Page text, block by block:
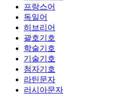
프랑스어
독일어
히브리어
괄호기호
학술기호
기술기호
첨자기호
라틴문자
러시아문자